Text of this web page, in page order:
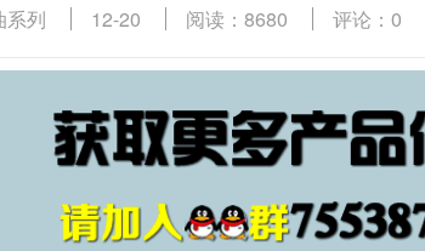
系列 12-20 阅读：8680 评论：0